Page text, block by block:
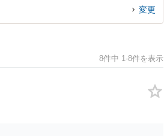
変更
8件中 1-8件を表示